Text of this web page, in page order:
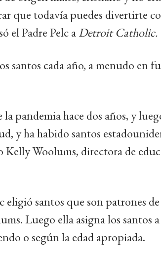
que todavía puedes divertirte
el Padre Pelc aDetroit Catholic.
santos cada año, a menudo en
la pandemia hace dos años, y
y ha habido santos
Kelly Woolums, directora de
eligió santos que son patrones
Luego ella asigna los santos
o según la edad apropiada.